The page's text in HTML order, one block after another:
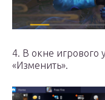
4. В окне игрового
«Изменить».